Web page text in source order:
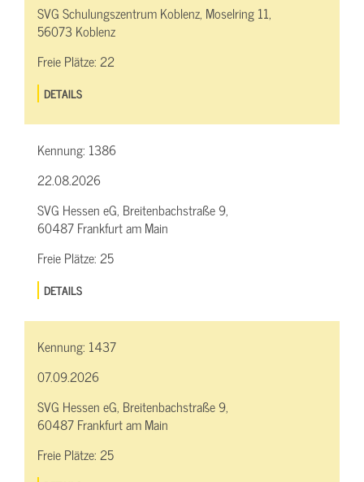
SVG Schulungszentrum Koblenz, Moselring 11,
56073 Koblenz
Freie Plätze:22
DETAILS
Kennung: 1386
22.08.2026
SVG Hessen eG, Breitenbachstraße 9,
60487 Frankfurt am Main
Freie Plätze:25
DETAILS
Kennung: 1437
07.09.2026
SVG Hessen eG, Breitenbachstraße 9,
60487 Frankfurt am Main
Freie Plätze:25